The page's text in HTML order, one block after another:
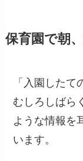
保育園で朝
「入園したて
むしろしばら
ような情報を
います。